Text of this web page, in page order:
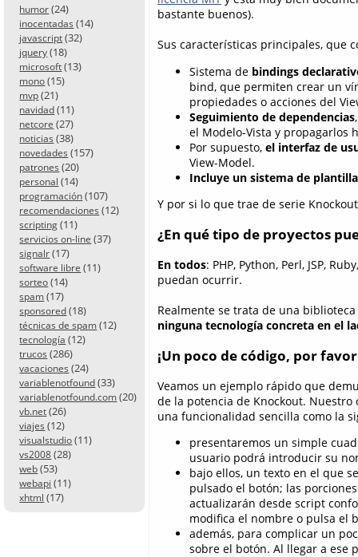
humor (24)
inocentadas (14)
javascript (32)
jquery (18)
microsoft (13)
mono (15)
mvp (21)
navidad (11)
netcore (27)
noticias (38)
novedades (157)
patrones (20)
personal (14)
programación (107)
recomendaciones (12)
scripting (11)
servicios on-line (37)
signalr (17)
software libre (11)
sorteo (14)
spam (17)
sponsored (18)
técnicas de spam (12)
tecnología (12)
trucos (286)
vacaciones (24)
variablenotfound (33)
variablenotfound.com (20)
vb.net (26)
viajes (12)
visualstudio (11)
vs2008 (28)
web (53)
webapi (11)
xhtml (17)
bastante buenos).
Sus características principales, que
Sistema de bindings
bind, que permiten crear un
propiedades o acciones del
Seguimiento de dependencias
el Modelo-Vista y propagarlos
Por supuesto, el interfaz de
View-Model.
Incluye un sistema de
Y por si lo que trae de serie
¿En qué tipo de proyectos
En todos: PHP, Python, Perl, JSP,
puedan ocurrir.
Realmente se trata de una
ninguna tecnología concreta en el
¡Un poco de código, por
Veamos un ejemplo rápido que
de la potencia de Knockout.
una funcionalidad sencilla como la
presentaremos un simple
usuario podrá introducir su
bajo ellos, un texto en el que
pulsado el botón; las
actualizarán desde script
modifica el nombre o pulsa el
además, para complicar un
sobre el botón. Al llegar a ese